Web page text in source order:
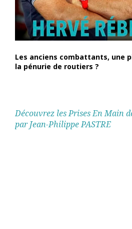
Les anciens combattants, une
la pénurie de routiers ?
Découvrez les Prises En Main
par Jean-Philippe PASTRE